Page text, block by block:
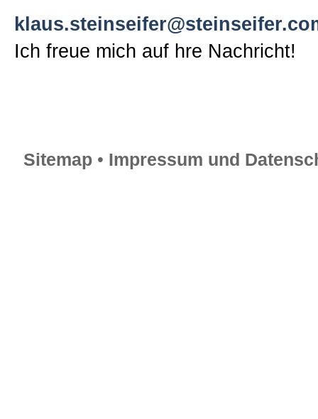
Ich freue mich auf hre Nachricht!
Sitemap • Impressum und